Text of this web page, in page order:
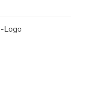
Logo